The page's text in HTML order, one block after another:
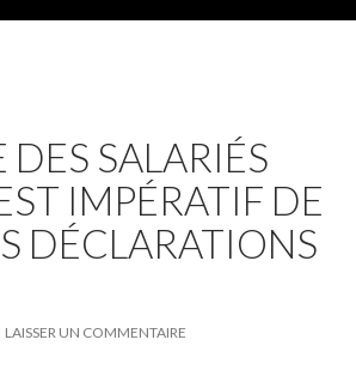
DES SALARIÉS
IMPÉRATIF DE
DÉCLARATIONS
LAISSER UN COMMENTAIRE